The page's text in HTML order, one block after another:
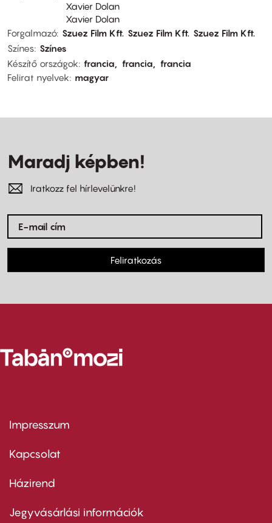
Xavier Dolan
Xavier Dolan
Forgalmazó Szuez Film Kft. Szuez Film Kft. Szuez Film Kft.
Színes Színes
Készítő országok francia francia
francia
Felirat nyelvek
magyar
Maradj képben!
Iratkozz fel hírlevelünkre!
Feliratkozás
Footer
first
Impresszum
Kapcsolat
Footer
second
Házirend
Jegyvásárlási információk